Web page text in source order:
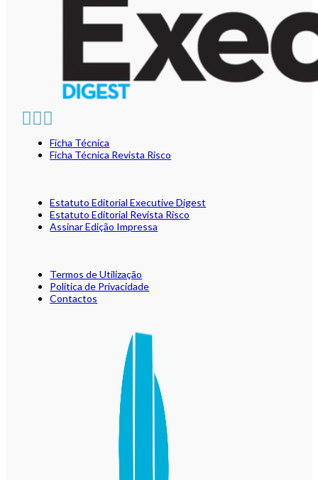
Ficha Técnica
Ficha Técnica Revista Risco
Estatuto Editorial Executive Digest
Estatuto Editorial Revista Risco
Assinar Edição Impressa
Termos de Utilização
Política de Privacidade
Contactos